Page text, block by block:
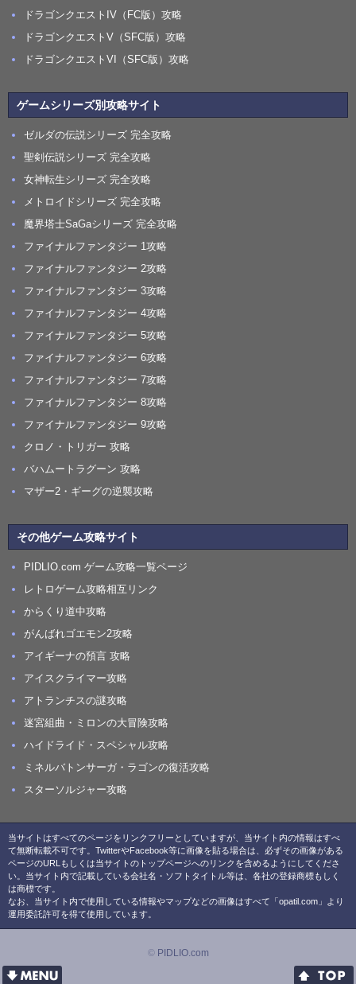
ドラゴンクエストIV（FC版）攻略
ドラゴンクエストV（SFC版）攻略
ドラゴンクエストVI（SFC版）攻略
ゲームシリーズ別攻略サイト
ゼルダの伝説シリーズ 完全攻略
聖剣伝説シリーズ 完全攻略
女神転生シリーズ 完全攻略
メトロイドシリーズ 完全攻略
魔界塔士SaGaシリーズ 完全攻略
ファイナルファンタジー 1攻略
ファイナルファンタジー 2攻略
ファイナルファンタジー 3攻略
ファイナルファンタジー 4攻略
ファイナルファンタジー 5攻略
ファイナルファンタジー 6攻略
ファイナルファンタジー 7攻略
ファイナルファンタジー 8攻略
ファイナルファンタジー 9攻略
クロノ・トリガー 攻略
バハムートラグーン 攻略
マザー2・ギーグの逆襲攻略
その他ゲーム攻略サイト
PIDLIO.com ゲーム攻略一覧ページ
レトロゲーム攻略相互リンク
からくり道中攻略
がんばれゴエモン2攻略
アイギーナの預言 攻略
アイスクライマー攻略
アトランチスの謎攻略
迷宮組曲・ミロンの大冒険攻略
ハイドライド・スペシャル攻略
ミネルバトンサーガ・ラゴンの復活攻略
スターソルジャー攻略
当サイトはすべてのページをリンクフリーとしていますが、当サイト内の情報はすべ
て無断転載不可です。TwitterやFacebook等に画像を貼る場合は、必ずその画像がある
ページのURLもしくは当サイトのトップページへのリンクを含めるようにしてくださ
い。当サイト内で記載している会社名・ソフトタイトル等は、各社の登録商標もしく
は商標です。
なお、当サイト内で使用している情報やマップなどの画像はすべて「opatil.com」より
運用委託許可を得て使用しています。
© PIDLIO.com